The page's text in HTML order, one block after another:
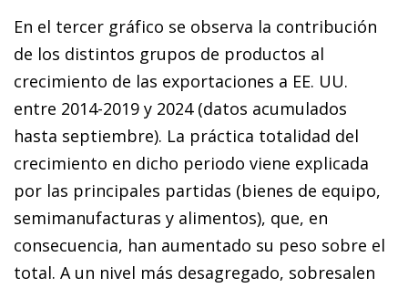
En el tercer gráfico se observa la contribución
de los distintos grupos de productos al
crecimiento de las exportaciones a EE. UU.
entre 2014-2019 y 2024 (datos acumulados
hasta septiembre). La práctica totalidad del
crecimiento en dicho periodo viene explicada
por las principales partidas (bienes de equipo,
semimanufacturas y alimentos), que, en
consecuencia, han aumentado su peso sobre el
total. A un nivel más desagregado, sobresalen